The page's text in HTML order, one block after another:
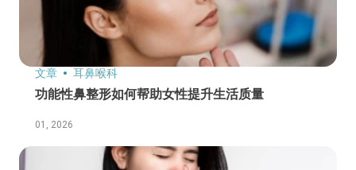
文章 耳鼻喉科
功能性鼻整形如何帮助女性提升生活质量
01, 2026